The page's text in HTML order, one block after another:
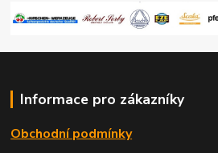
Informace pro zákazníky
Obchodní podmínky